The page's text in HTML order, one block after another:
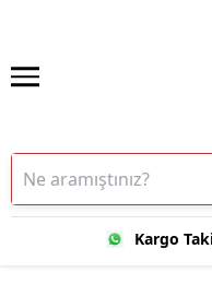
Kargo